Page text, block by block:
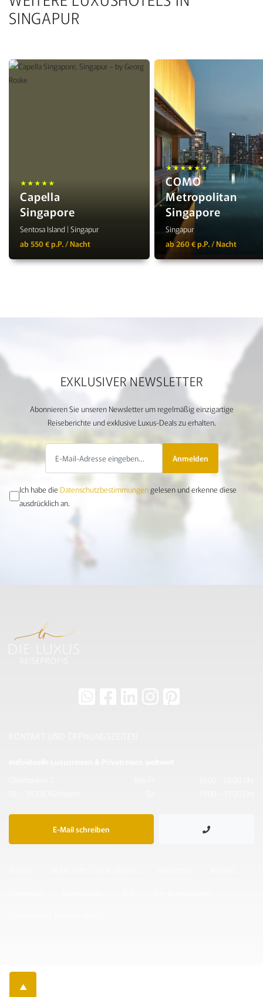
SINGAPUR
★★★★★
Capella
Singapore
Sentosa Island | Singapur
ab 550 € p.P. / Nacht
★★★★★★
COMO
Metropolitan
Singapore
Singapur
ab 260 € p.P. / Nacht
EXKLUSIVER NEWSLETTER
Abonnieren Sie unseren Newsletter um regelmäßig einzigartige
Reiseberichte und exklusive Luxus-Deals zu erhalten.
Anmelden
Ich habe die Datenschutzbestimmungengelesen und erkenne diese
ausdrücklich an.
E-Mail schreiben
▲